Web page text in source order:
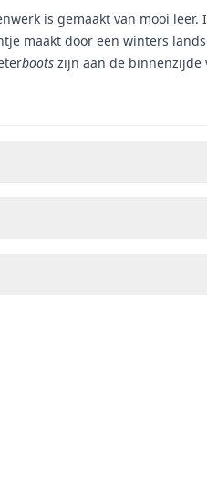
is gemaakt van mooi
maakt door een winters
boots zijn aan de binnenzijde